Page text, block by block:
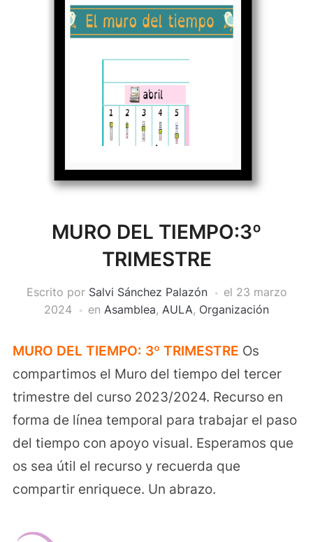
MURO DEL TIEMPO:3º
TRIMESTRE
Escrito por Salvi Sánchez Palazón el 23 marzo
2024
en Asamblea, AULA, Organización
MURO DEL TIEMPO: 3º TRIMESTRE Os
compartimos el Muro del tiempo del tercer
trimestre del curso 2023/2024. Recurso en
forma de línea temporal para trabajar el paso
del tiempo con apoyo visual. Esperamos que
os sea útil el recurso y recuerda que
compartir enriquece. Un abrazo.